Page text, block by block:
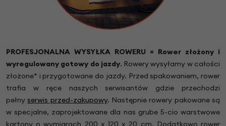
PROFESJONALNA WYSYŁKA ROWERU = Rower złożony i
wyregulowany gotowy do jazdy. Rowery wysyłamy w całości
złożone* i przygotowane do jazdy. Przed spakowaniem, rower
trafia w ręce naszych serwisantów gdzie przechodzi
pełnyserwis przed-zakupowy. Następnie rowery pakowane są
w specjalne, zaprojektowane dla nas grube 5-cio warstwowe
kartony o wymiarach 200 x 120 x 20 cm. Dodatkowo rower